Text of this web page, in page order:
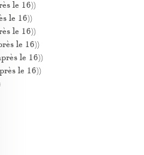
le 16))
le 16))
le 16))
le 16))
le 16))
le 16))